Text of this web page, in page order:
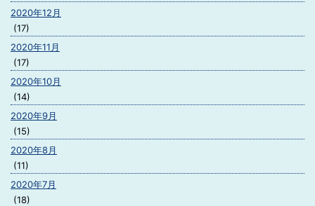
2020年12月
(17)
2020年11月
(17)
2020年10月
(14)
2020年9月
(15)
2020年8月
(11)
2020年7月
(18)